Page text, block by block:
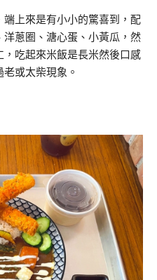
上來是有小小的驚喜到，配
蔥圈、溏心蛋、小黃瓜，然
吃起來米飯是長米然後口感
或太柴現象。